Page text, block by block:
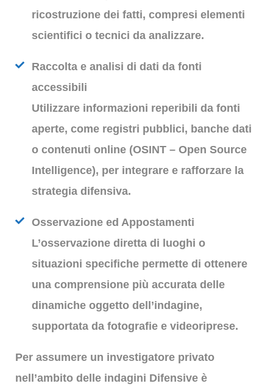
ricostruzione dei fatti, compresi elementi
scientifici o tecnici da analizzare.
Raccolta e analisi di dati da fonti
accessibili
Utilizzare informazioni reperibili da fonti
aperte, come registri pubblici, banche dati
o contenuti online (OSINT – Open Source
Intelligence), per integrare e rafforzare la
strategia difensiva.
Osservazione ed Appostamenti
L’osservazione diretta di luoghi o
situazioni specifiche permette di ottenere
una comprensione più accurata delle
dinamiche oggetto dell’indagine,
supportata da fotografie e videoriprese.
Per assumere un investigatore privato
nell’ambito delle indagini Difensive è